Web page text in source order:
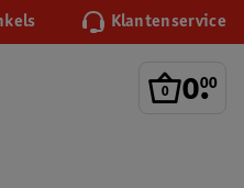
Klantenservice
0.
00